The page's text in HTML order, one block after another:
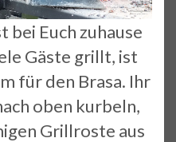
bei Euch zuhause
Gäste grillt, ist
für den Brasa. Ihr
oben kurbeln,
Grillroste aus